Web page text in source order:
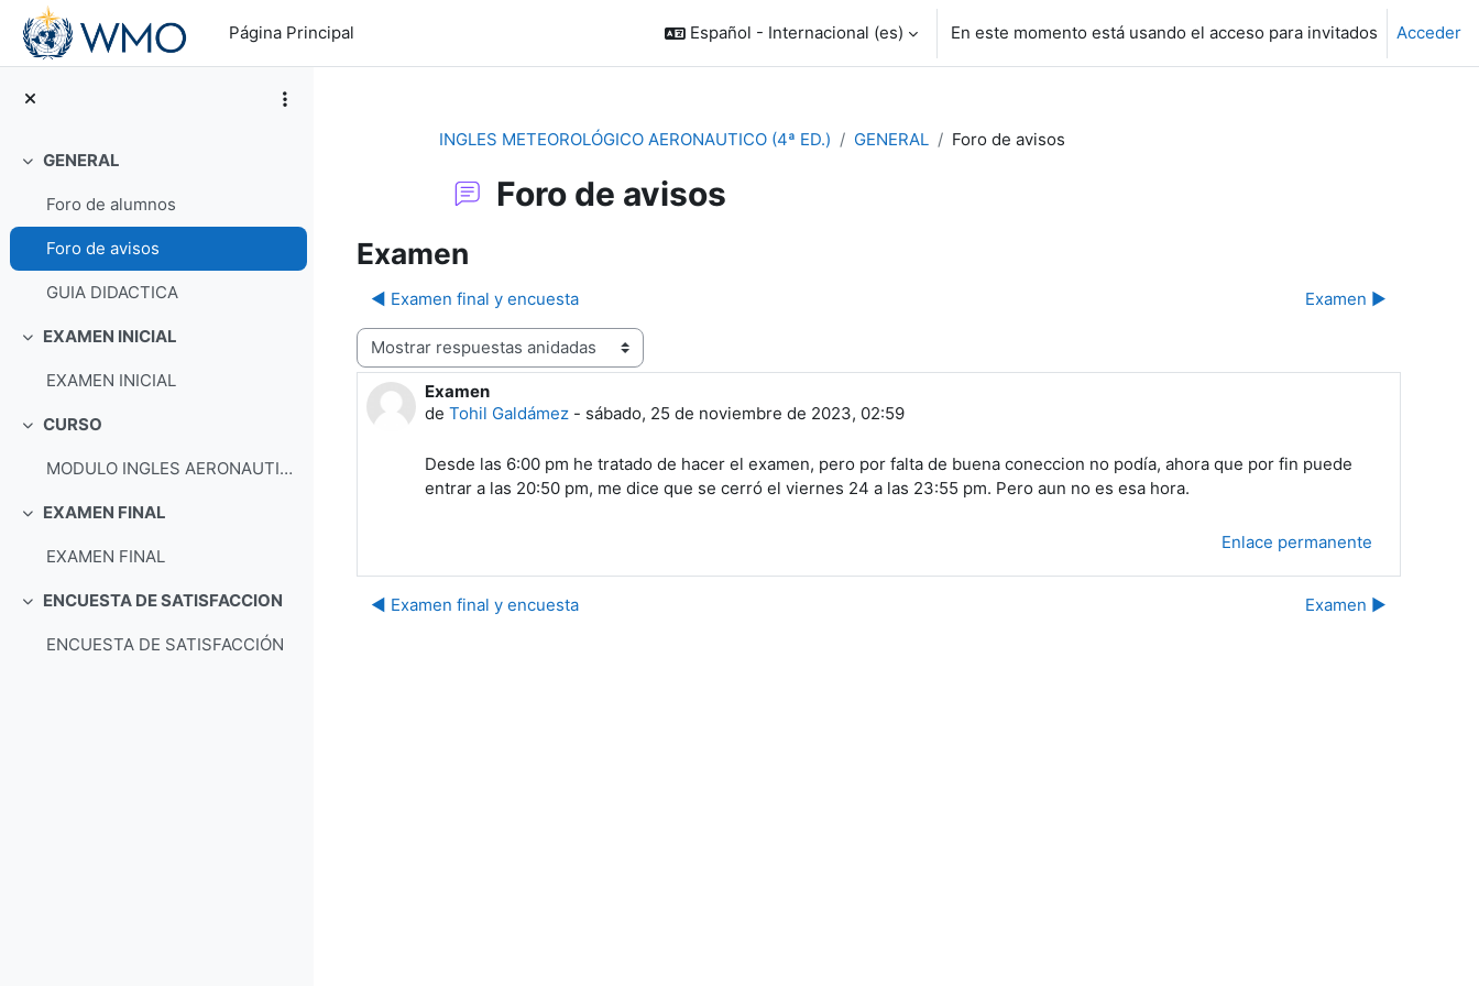
Salta al contenido principal
Página Principal
Español - Internacional ‎(es)‎ En este momento está usando el acceso para invitados Acceder
Colapsar
GENERAL
Foro de alumnos
Foro de avisos
GUIA DIDACTICA
Colapsar
EXAMEN INICIAL
EXAMEN INICIAL
Colapsar
CURSO
MODULO INGLES AERONAUTICO
Colapsar
EXAMEN FINAL
EXAMEN FINAL
Colapsar
ENCUESTA DE SATISFACCION
ENCUESTA DE SATISFACCIÓN
INGLES METEOROLÓGICO AERONAUTICO (4ª ED.) GENERAL Foro de avisos
Foro de avisos
Examen
◀︎ Examen final y encuesta
Examen ▶︎
Mostrar modo
Examen
de Tohil Galdámez - sábado, 25 de noviembre de 2023, 02:59
Número de respuestas: 0
Desde las 6:00 pm he tratado de hacer el examen, pero por falta de buena coneccion no podía, ahora que por fin puede
entrar a las 20:50 pm, me dice que se cerró el viernes 24 a las 23:55 pm. Pero aun no es esa hora.
Enlace permanente
◀︎ Examen final y encuesta Examen ▶︎